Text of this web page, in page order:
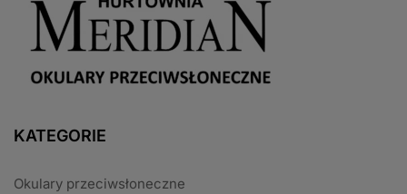
KATEGORIE
Okulary przeciwsłoneczne